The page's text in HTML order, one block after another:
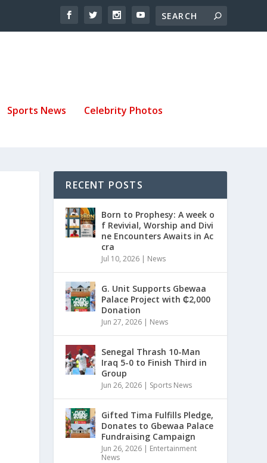
Sports News Celebrity Photos
RECENT POSTS
Born to Prophesy: A week o
f Revivial, Worship and Divi
ne Encounters Awaits in Ac
cra
Jul 10, 2026 | News
G. Unit Supports Gbewaa
Palace Project with ₵2,000
Donation
Jun 27, 2026 | News
Senegal Thrash 10-Man
Iraq 5-0 to Finish Third in
Group
Jun 26, 2026 | Sports News
Gifted Tima Fulfills Pledge,
Donates to Gbewaa Palace
Fundraising Campaign
Jun 26, 2026 | Entertainment
News